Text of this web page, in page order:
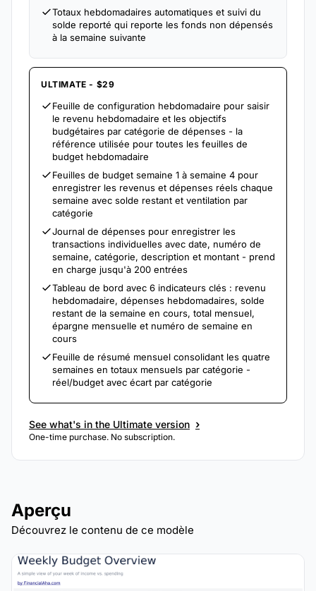
Totaux hebdomadaires automatiques et suivi du
solde reporté qui reporte les fonds non dépensés
à la semaine suivante
ULTIMATE - $29
Feuille de configuration hebdomadaire pour saisir
le revenu hebdomadaire et les objectifs
budgétaires par catégorie de dépenses - la
référence utilisée pour toutes les feuilles de
budget hebdomadaire
Feuilles de budget semaine 1 à semaine 4 pour
enregistrer les revenus et dépenses réels chaque
semaine avec solde restant et ventilation par
catégorie
Journal de dépenses pour enregistrer les
transactions individuelles avec date, numéro de
semaine, catégorie, description et montant - prend
en charge jusqu'à 200 entrées
Tableau de bord avec 6 indicateurs clés : revenu
hebdomadaire, dépenses hebdomadaires, solde
restant de la semaine en cours, total mensuel,
épargne mensuelle et numéro de semaine en
cours
Feuille de résumé mensuel consolidant les quatre
semaines en totaux mensuels par catégorie -
réel/budget avec écart par catégorie
See what's in the Ultimate version ›
One-time purchase. No subscription.
Aperçu
Découvrez le contenu de ce modèle